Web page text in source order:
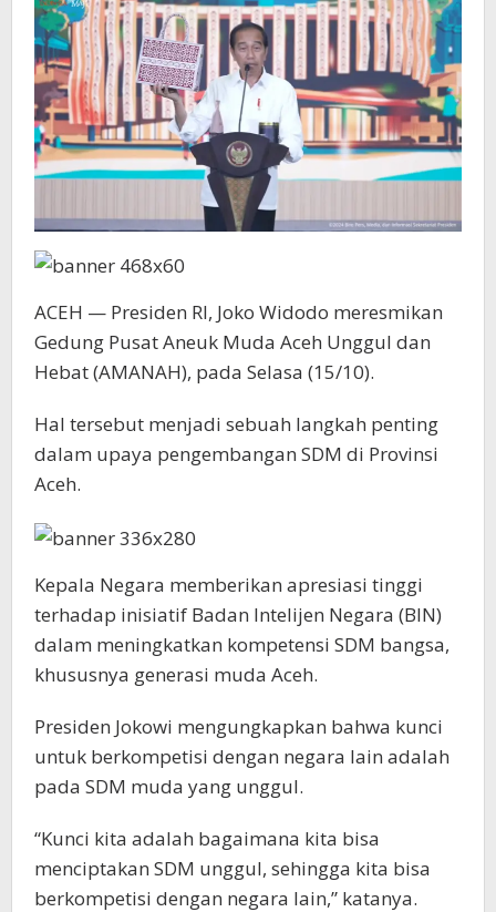
ACEH — Presiden RI, Joko Widodo meresmikan
Gedung Pusat Aneuk Muda Aceh Unggul dan
Hebat (AMANAH), pada Selasa (15/10).
Hal tersebut menjadi sebuah langkah penting
dalam upaya pengembangan SDM di Provinsi
Aceh.
Kepala Negara memberikan apresiasi tinggi
terhadap inisiatif Badan Intelijen Negara (BIN)
dalam meningkatkan kompetensi SDM bangsa,
khususnya generasi muda Aceh.
Presiden Jokowi mengungkapkan bahwa kunci
untuk berkompetisi dengan negara lain adalah
pada SDM muda yang unggul.
“Kunci kita adalah bagaimana kita bisa
menciptakan SDM unggul, sehingga kita bisa
berkompetisi dengan negara lain,” katanya.